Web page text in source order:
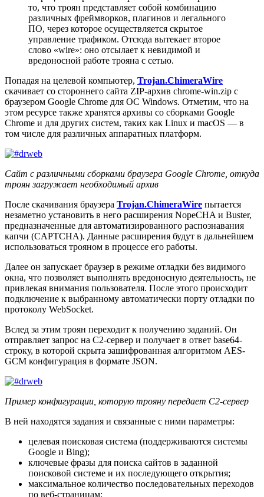
то, что троян представляет собой комбинацию
различных фреймворков, плагинов и легального
ПО, через которое осуществляется скрытое
управление трафиком. Отсюда вытекает второе
слово «wire»: оно отсылает к невидимой и
вредоносной работе трояна с сетью.
Попадая на целевой компьютер, Trojan.ChimeraWire
скачивает со стороннего сайта ZIP-архив chrome-win.zip с
браузером Google Chrome для ОС Windows. Отметим, что на
этом ресурсе также хранятся архивы со сборками Google
Chrome и для других систем, таких как Linux и macOS — в
том числе для различных аппаратных платформ.
Сайт с различными сборками браузера Google Chrome, откуда
троян загружает необходимый архив
После скачивания браузера Trojan.ChimeraWire пытается
незаметно установить в него расширения NopeCHA и Buster,
предназначенные для автоматизированного распознавания
капчи (CAPTCHA). Данные расширения будут в дальнейшем
использоваться трояном в процессе его работы.
Далее он запускает браузер в режиме отладки без видимого
окна, что позволяет выполнять вредоносную деятельность, не
привлекая внимания пользователя. После этого происходит
подключение к выбранному автоматически порту отладки по
протоколу WebSocket.
Вслед за этим троян переходит к получению заданий. Он
отправляет запрос на C2-сервер и получает в ответ base64-
строку, в которой скрыта зашифрованная алгоритмом AES-
GCM конфигурация в формате JSON.
Пример конфигурации, которую трояну передает C2-сервер
В ней находятся задания и связанные с ними параметры:
целевая поисковая система (поддерживаются системы
Google и Bing);
ключевые фразы для поиска сайтов в заданной
поисковой системе и их последующего открытия;
максимальное количество последовательных переходов
по веб-страницам;